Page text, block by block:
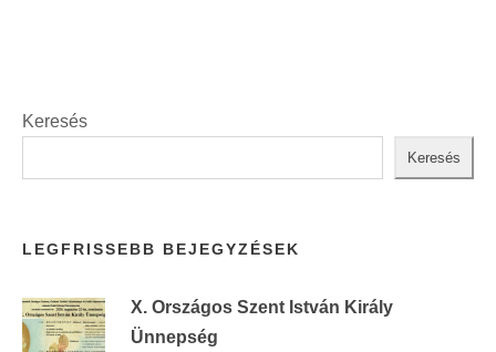
Keresés
Keresés
LEGFRISSEBB BEJEGYZÉSEK
X. Országos Szent István Király
Ünnepség